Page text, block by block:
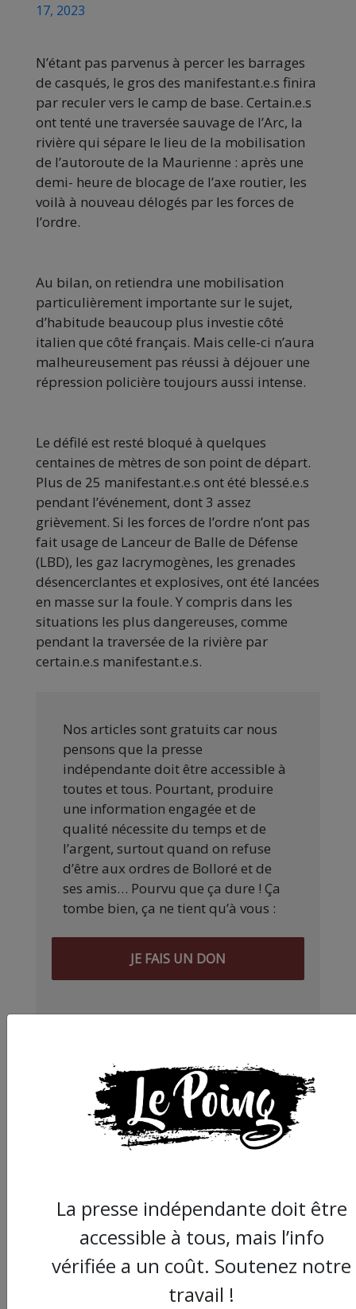
17, 2023
N’étant pas parvenus à percer les barrages
de casqués, le gros des manifestant.e.s finira
par reculer vers le camp de base. Certain.e.s
ont tenté une traversée sauvage de l’Arc, la
rivière qui sépare le lieu de la mobilisation
de l’autoroute de la Maurienne : après une
demi- heure de blocage de l’axe routier, les
voilà à nouveau délogés par les forces de
l’ordre.
Au bilan, on retiendra une mobilisation
particulièrement importante sur le sujet,
d’habitude beaucoup plus investie côté
italien que côté français. Mais celle-ci n’aura
malheureusement pas réussi à déjouer une
répression policière toujours aussi intense.
Le défilé est resté bloqué à quelques
centaines de mètres de son point de départ.
Plus de 25 manifestant.e.s ont été blessé.e.s
pendant l’événement, dont 3 assez
grièvement. Si les forces de l’ordre n’ont pas
fait usage de Lanceur de Balle de Défense
(LBD), les gaz lacrymogènes, les grenades
désencerclantes et explosives, ont été lancées
en masse sur la foule. Y compris dans les
situations les plus dangereuses, comme
pendant la traversée de la rivière par
certain.e.s manifestant.e.s.
Nos articles sont gratuits car nous
pensons que la presse
indépendante doit être accessible à
toutes et tous. Pourtant, produire
une information engagée et de
qualité nécessite du temps et de
l’argent, surtout quand on refuse
d’être aux ordres de Bolloré et de
ses amis… Pourvu que ça dure ! Ça
tombe bien, ça ne tient qu’à vous :
JE FAIS UN DON
cet article :
La presse indépendante doit être
accessible à tous, mais l’info
vérifiée a un coût. Soutenez notre
travail !